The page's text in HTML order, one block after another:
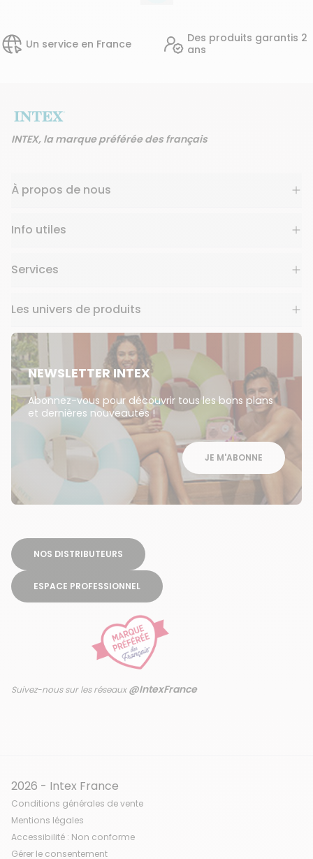
en France
Des produits garantis 2
INTEX, la marque préférée des français
À propos de nous
Info utiles
Services
Les univers de produits
NEWSLETTER INTEX
Abonnez-vous pour découvrir tous les bons plans
et dernières nouveautés !
JE M'ABONNE
NOS DISTRIBUTEURS
ESPACE PROFESSIONNEL
Suivez-nous sur les réseaux@IntexFrance
2026 - Intex France
Conditions générales de vente
Mentions légales
Accessibilité : Non conforme
Gérer le consentement